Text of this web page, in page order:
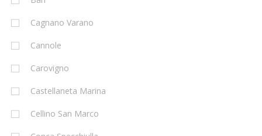
Cagnano Varano
Cannole
Carovigno
Castellaneta Marina
Cellino San Marco